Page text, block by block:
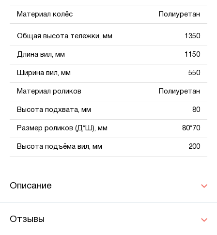
Материал колёс Полиуретан
Общая высота тележки, мм 1350
Длина вил, мм 1150
Ширина вил, мм 550
Материал роликов Полиуретан
Высота подхвата, мм 80
Размер роликов (Д*Ш), мм 80*70
Высота подъёма вил, мм 200
Описание
Отзывы